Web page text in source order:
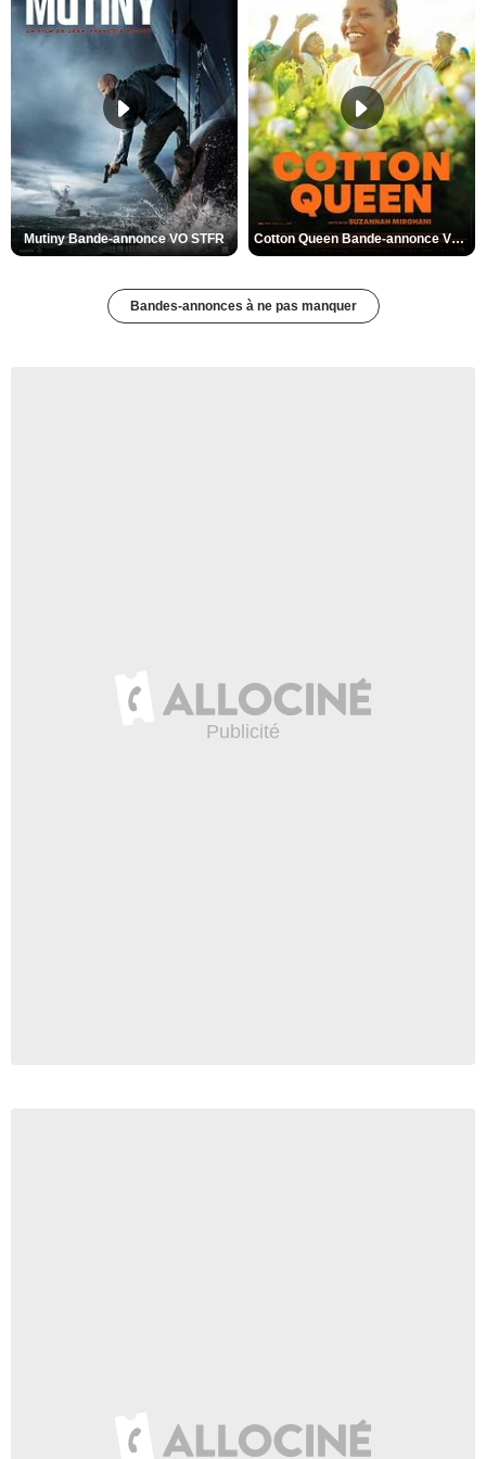
Mutiny Bande-annonce VO STFR Cotton Queen Bande-annonce VO STFR
Bandes-annonces à ne pas manquer